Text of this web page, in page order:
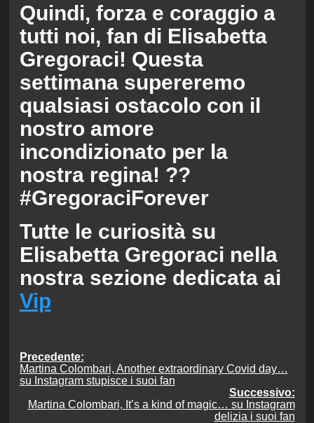
Quindi, forza e coraggio a
tutti noi, fan di Elisabetta
Gregoraci! Questa
settimana supereremo
qualsiasi ostacolo con il
nostro amore
incondizionato per la
nostra regina! ??
#GregoraciForever
Tutte le curiosità su
Elisabetta Gregoraci nella
nostra sezione dedicata ai
Vip
Navigazione
articolo
Precedente:
Martina Colombari, Another extraordinary Covid day…
su Instagram stupisce i suoi fan
Successivo:
Martina Colombari, It’s a kind of magic… su Instagram
delizia i suoi fan